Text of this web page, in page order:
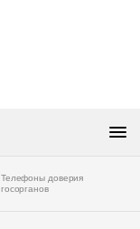
Телефоны доверия
госорганов